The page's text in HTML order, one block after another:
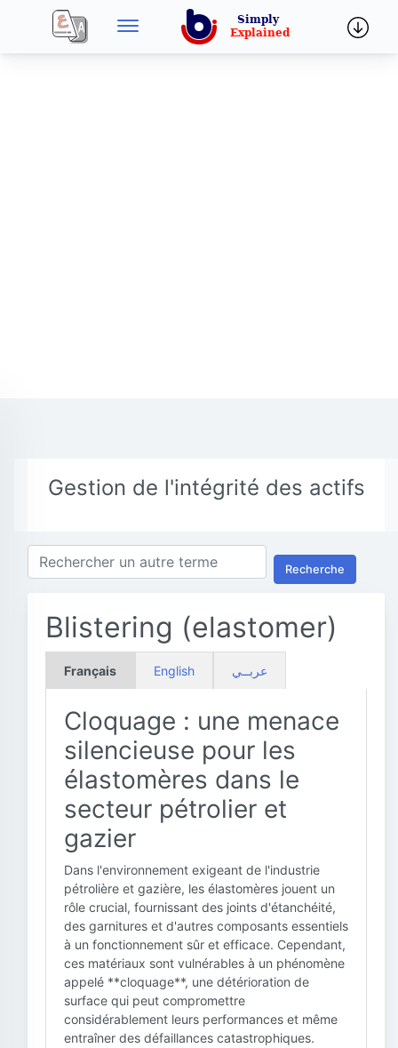
Gestion de l'intégrité des actifs
Recherche
Blistering (elastomer)
Français English عربــي
Cloquage : une menace
silencieuse pour les
élastomères dans le
secteur pétrolier et
gazier
Dans l'environnement exigeant de l'industrie
pétrolière et gazière, les élastomères jouent un
rôle crucial, fournissant des joints d'étanchéité,
des garnitures et d'autres composants essentiels
à un fonctionnement sûr et efficace. Cependant,
ces matériaux sont vulnérables à un phénomène
appelé **cloquage**, une détérioration de
surface qui peut compromettre
considérablement leurs performances et même
entraîner des défaillances catastrophiques.